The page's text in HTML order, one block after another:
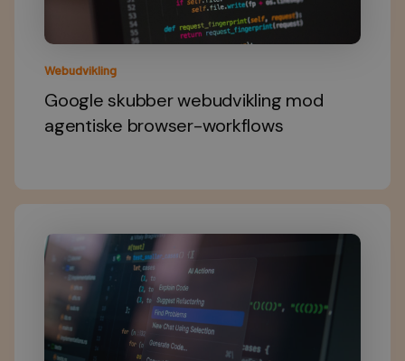
Webudvikling
Google skubber webudvikling mod
agentiske browser-workflows